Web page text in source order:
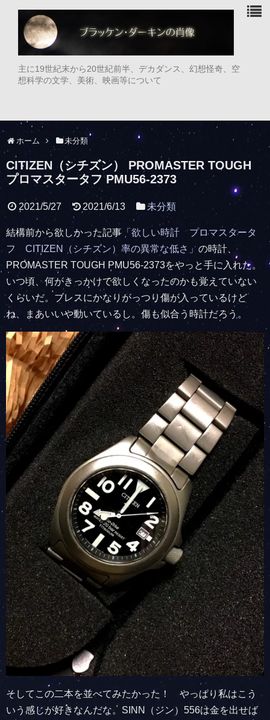
主に19世紀末から20世紀前半、デカダンス、幻想怪奇、空
想科学の文学、美術、映画等について
ホーム 未分類
CITIZEN（シチズン） PROMASTER TOUGH
プロマスタータフ PMU56-2373
2021/5/27 2021/6/13 未分類
結構前から欲しかった記事「欲しい時計 プロマスタータ
フ CITIZEN（シチズン）率の異常な低さ」 の時計、
PROMASTER TOUGH PMU56-2373をやっと手に入れた。
いつ頃、何がきっかけで欲しくなったのかも覚えていない
くらいだ。ブレスにかなりがっつり傷が入っているけど
ね、まあいいや動いているし。傷も似合う時計だろう。
そしてこの二本を並べてみたかった！ やっぱり私はこう
いう感じが好きなんだな。SINN（ジン）556は金を出せば